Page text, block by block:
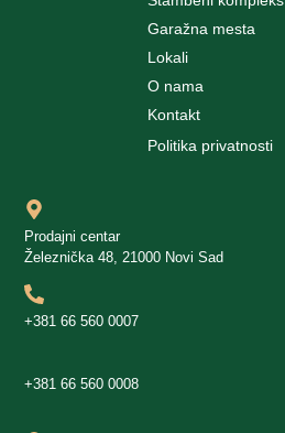
Garažna mesta
Lokali
O nama
Kontakt
Politika privatnosti
Prodajni centar
Železnička 48, 21000 Novi Sad
+381 66 560 0007
+381 66 560 0008